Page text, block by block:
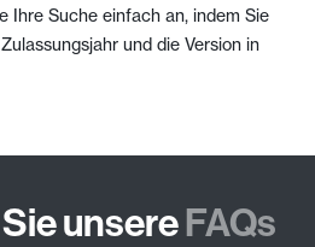
Ihre Suche einfach an, indem Sie
und die Version in
unsereFAQs